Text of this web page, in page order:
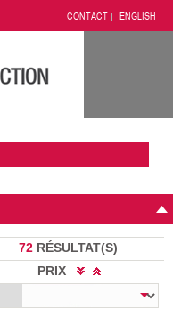
CONTACT ENGLISH
72 RÉSULTAT(S)
PRIX